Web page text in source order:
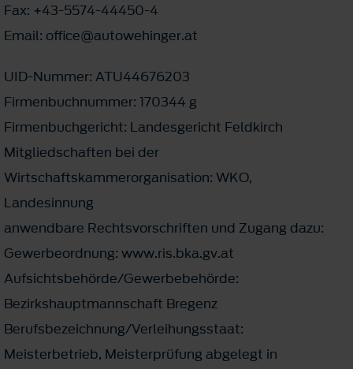
Fax: +43-5574-44450-4
Email: office@autowehinger.at
UID-Nummer: ATU44676203
Firmenbuchnummer: 170344 g
Firmenbuchgericht: Landesgericht Feldkirch
Mitgliedschaften bei der
Wirtschaftskammerorganisation: WKO,
Landesinnung
anwendbare Rechtsvorschriften und Zugang dazu:
Gewerbeordnung: www.ris.bka.gv.at
Aufsichtsbehörde/Gewerbebehörde:
Bezirkshauptmannschaft Bregenz
Berufsbezeichnung/Verleihungsstaat:
Meisterbetrieb, Meisterprüfung abgelegt in